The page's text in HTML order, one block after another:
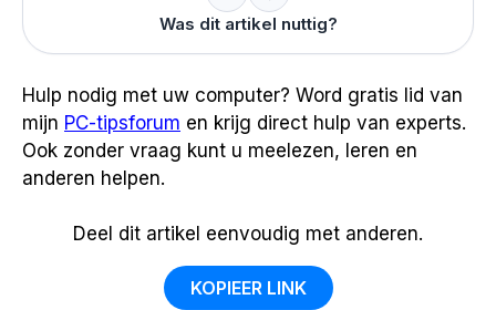
Was dit artikel nuttig?
Hulp nodig met uw computer? Word gratis lid van
mijn PC-tipsforum en krijg direct hulp van experts.
Ook zonder vraag kunt u meelezen, leren en
anderen helpen.
Deel dit artikel eenvoudig met anderen.
KOPIEER LINK